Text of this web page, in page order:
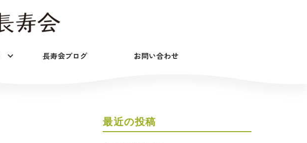
長寿会ブログ お問い合わせ
最近の投稿